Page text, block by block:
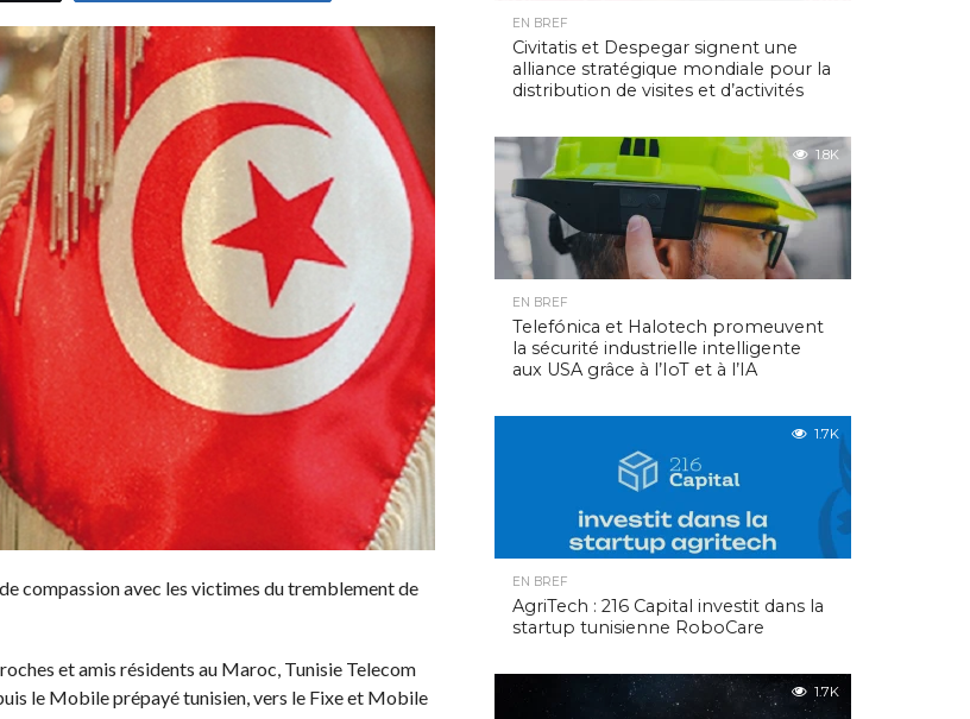
compassion avec les victimes du tremblement de
et amis résidents au Maroc, Tunisie Telecom
le Mobile prépayé tunisien, vers le Fixe et Mobile
EN BREF
Civitatis et Despegar signent une
alliance stratégique mondiale pour la
distribution de visites et d’activités
1.8K
EN BREF
Telefónica et Halotech promeuvent
la sécurité industrielle intelligente
aux USA grâce à l’IoT et à l’IA
1.7K
EN BREF
AgriTech : 216 Capital investit dans la
startup tunisienne RoboCare
1.7K